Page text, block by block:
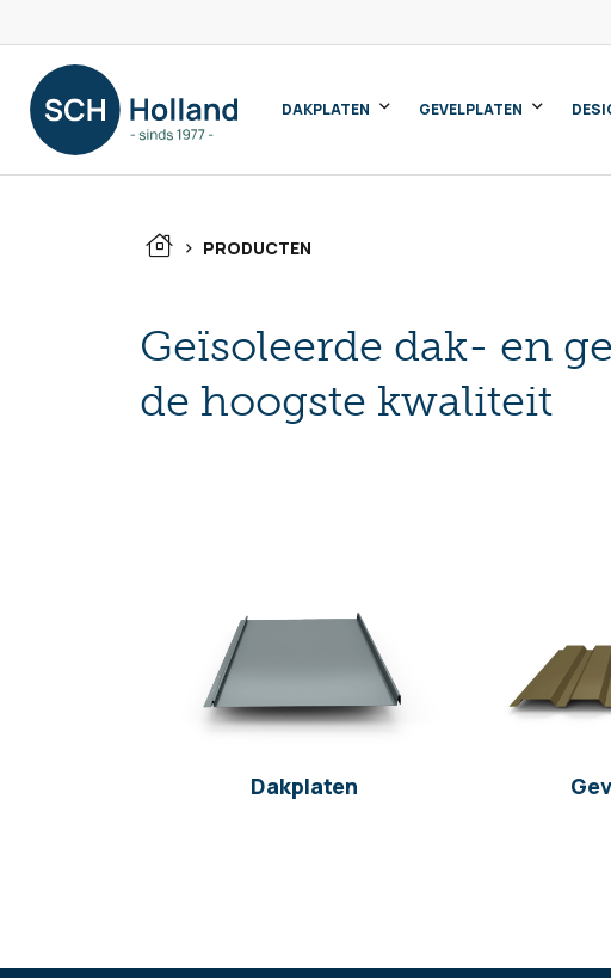
DAKPLATEN GEVELPLATEN
> PRODUCTEN
Geïsoleerde dak- en
de hoogste kwaliteit
Dakplaten